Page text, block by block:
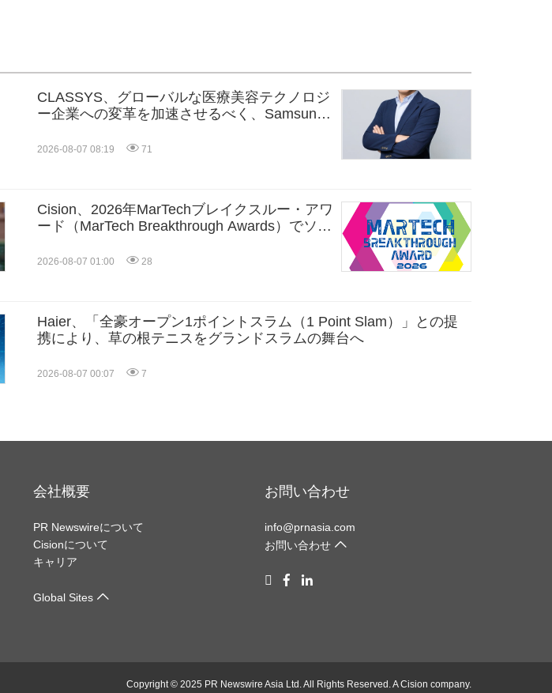
CLASSYS、グローバルな医療美容テクノロジ
ー企業への変革を加速させるべく、Samsung
Soo Kim博士を最高技術責任者（CTO）に任
2026-08-07 08:19 71
Cision、2026年MarTechブレイクスルー・アワ
ード（MarTech Breakthrough Awards）でソー
AEOの3部門を受賞
2026-08-07 01:00 28
Haier、「全豪オープン1ポイントスラム（1 Point Slam）」との提
携により、草の根テニスをグランドスラムの舞台へ
2026-08-07 00:07 7
会社概要
PR Newswireについて
Cisionについて
キャリア
Global Sites
お問い合わせ
info@prnasia.com
お問い合わせ
Copyright © 2025 PR Newswire Asia Ltd. All Rights Reserved. ACision company.